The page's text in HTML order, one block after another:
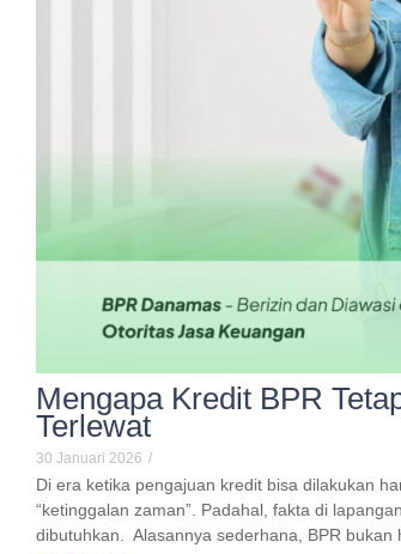
Mengapa Kredit BPR
Terlewat
30 Januari 2026 /
Di era ketika pengajuan kredit bisa dilakukan
“ketinggalan zaman”. Padahal, fakta di
dibutuhkan. Alasannya sederhana, BPR bukan